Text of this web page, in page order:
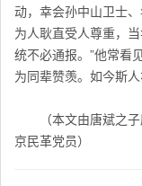
动，幸会孙中山卫士
为人耿直受人尊重，
统不必通报。”他常看
为同辈赞羡。如今斯人
（本文由唐斌之子
京民革党员）